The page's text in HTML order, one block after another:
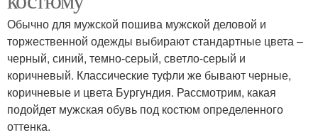
Женский костюм Женские костюмы
Обычно для мужской пошива мужской деловой и
торжественной одежды выбирают стандартные цвета –
черный, синий, темно-серый, светло-серый и
коричневый. Классические туфли же бывают черные,
коричневые и цвета Бургундия. Рассмотрим, какая
подойдет мужская обувь под костюм определенного
оттенка.